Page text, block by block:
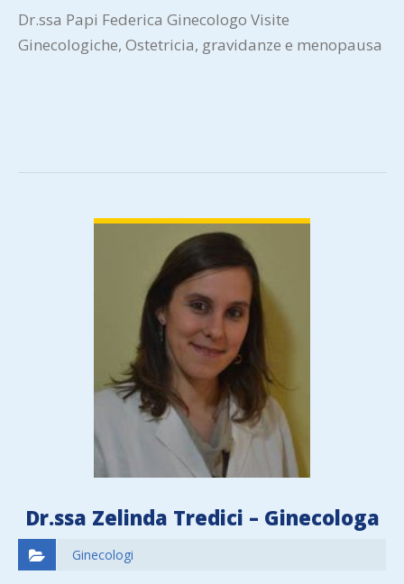
Dr.ssa Papi Federica Ginecologo Visite
Ginecologiche, Ostetricia, gravidanze e menopausa
Dr.ssa Zelinda Tredici – Ginecologa
Ginecologi